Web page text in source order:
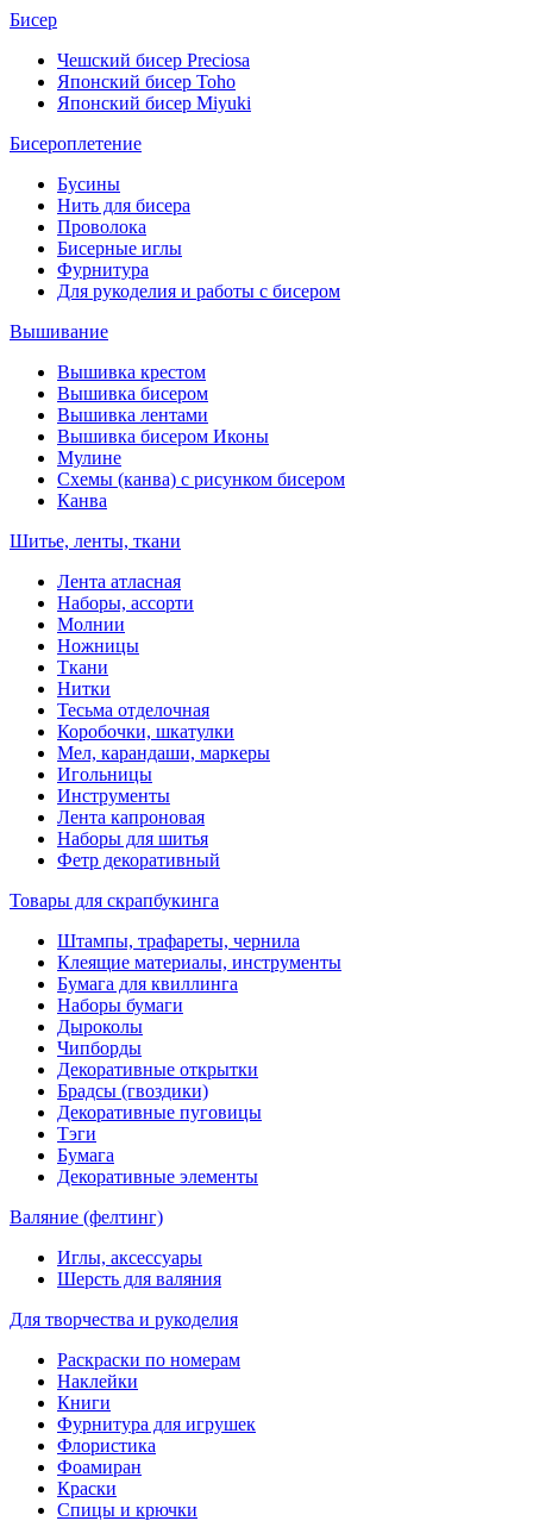
Бисер
Чешский бисер Preciosa
Японский бисер Toho
Японский бисер Miyuki
Бисероплетение
Бусины
Нить для бисера
Проволока
Бисерные иглы
Фурнитура
Для рукоделия и работы с бисером
Вышивание
Вышивка крестом
Вышивка бисером
Вышивка лентами
Вышивка бисером Иконы
Мулине
Схемы (канва) с рисунком бисером
Канва
Шитье, ленты, ткани
Лента атласная
Наборы, ассорти
Молнии
Ножницы
Ткани
Нитки
Тесьма отделочная
Коробочки, шкатулки
Мел, карандаши, маркеры
Игольницы
Инструменты
Лента капроновая
Наборы для шитья
Фетр декоративный
Товары для скрапбукинга
Штампы, трафареты, чернила
Клеящие материалы, инструменты
Бумага для квиллинга
Наборы бумаги
Дыроколы
Чипборды
Декоративные открытки
Брадсы (гвоздики)
Декоративные пуговицы
Тэги
Бумага
Декоративные элементы
Валяние (фелтинг)
Иглы, аксессуары
Шерсть для валяния
Для творчества и рукоделия
Раскраски по номерам
Наклейки
Книги
Фурнитура для игрушек
Флористика
Фоамиран
Краски
Спицы и крючки